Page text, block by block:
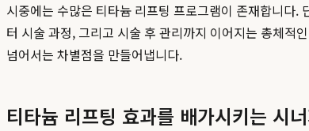
시중에는 수많은 티타늄 리프팅 프로그램이 존재합니다
터 시술 과정, 그리고 시술 후 관리까지 이어지는 총체적
넘어서는 차별점을 만들어냅니다.
티타늄 리프팅 효과를 배가시키는 시